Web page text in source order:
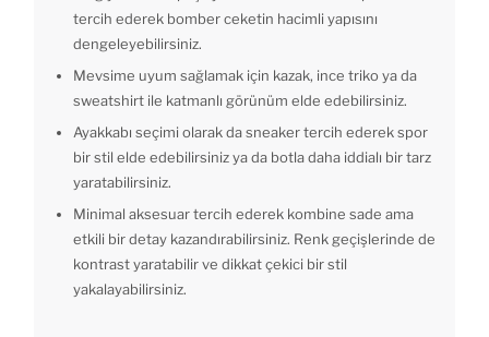
tercih ederek bomber ceketin hacimli yapısını
dengeleyebilirsiniz.
Mevsime uyum sağlamak için kazak, ince triko ya da
sweatshirt ile katmanlı görünüm elde edebilirsiniz.
Ayakkabı seçimi olarak da sneaker tercih ederek spor
bir stil elde edebilirsiniz ya da botla daha iddialı bir tarz
yaratabilirsiniz.
Minimal aksesuar tercih ederek kombine sade ama
etkili bir detay kazandırabilirsiniz. Renk geçişlerinde de
kontrast yaratabilir ve dikkat çekici bir stil
yakalayabilirsiniz.